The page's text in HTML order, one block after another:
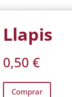
Llapis
0,50€
Comprar